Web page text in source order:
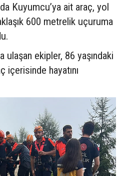
Kuyumcu’ya ait araç, yol
600 metrelik uçuruma
ulaşan ekipler, 86 yaşındaki
içerisinde hayatını